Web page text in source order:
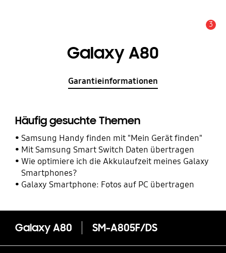
3
Galaxy A80
Garantieinformationen
Häufig gesuchte Themen
Samsung Handy finden mit "Mein Gerät finden"
Mit Samsung Smart Switch Daten übertragen
Wie optimiere ich die Akkulaufzeit meines Galaxy
Smartphones?
Galaxy Smartphone: Fotos auf PC übertragen
Galaxy A80 SM-A805F/DS